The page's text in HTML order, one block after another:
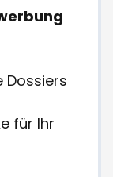
Dossiers
für Ihr